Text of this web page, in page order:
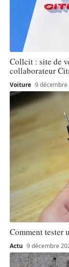
Collcit : site de
collaborateur
Voiture 9 décembre
Comment tester
Actu 9 décembre